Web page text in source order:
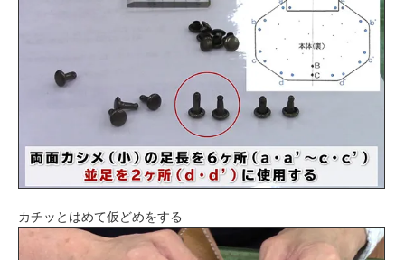
カチッとはめて仮どめをする